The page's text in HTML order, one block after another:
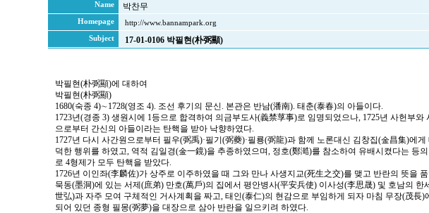
Name 박찬무
Homepage
http://www.bannampark.org
Subject
17-01-0106 박필현(朴弼顯)
박필현(朴弼顯)에 대하여
박필현(朴弼顯)
1680(숙종 4)∼1728(영조 4). 조선 후기의 문신. 본관은 반남(潘南). 태춘(泰春)의 아들이다.
1723년(경종 3) 생원시에 1등으로 합격하여 의금부도사(義禁莩事)로 임명되었으나, 1725년 사헌부와
으로부터 간신의 아들이라는 탄핵을 받아 낙향하였다.
1727년 다시 사간원으로부터 필우(弼禹)·필기(弼蘷)·필룡(弼龍)과 함께 노론대신 김창집(金昌集)에게
덕한 행위를 하였고, 역적 김일경(金一鏡)을 추종하였으며, 정호(鄭澔)를 참소하여 유배시켰다는 등
로 4형제가 모두 탄핵을 받았다.
1726년 이인좌(李麟佐)가 상주로 이주하였을 때 그와 만나 사생지교(死生之交)를 맺고 반란의 뜻을
묵동(墨洞)에 있는 서제(庶弟) 만호(萬戶)의 집에서 평안병사(平安兵使) 이사성(李思晟) 및 호남의 한
世弘)과 자주 모여 구체적인 거사계획을 짜고, 태인(泰仁)의 현감으로 부임하게 되자 마침 무장(茂長)
되어 있던 종형 필몽(弼夢)을 대장으로 삼아 반란을 일으키려 하였다.